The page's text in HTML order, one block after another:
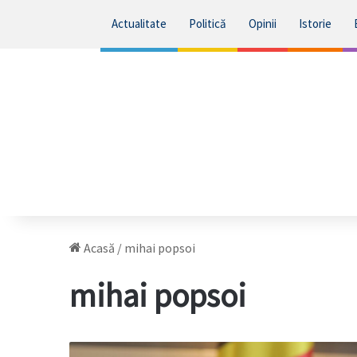
Actualitate Politică Opinii Istorie
Acasă / mihai popsoi
mihai popsoi
Mihai